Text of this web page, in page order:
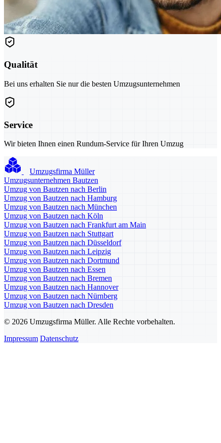
Qualität
Bei uns erhalten Sie nur die besten Umzugsunternehmen
Service
Wir bieten Ihnen einen Rundum-Service für Ihren Umzug
Umzugsfirma Müller
Umzugsunternehmen Bautzen
Umzug von Bautzen nach Berlin
Umzug von Bautzen nach Hamburg
Umzug von Bautzen nach München
Umzug von Bautzen nach Köln
Umzug von Bautzen nach Frankfurt am Main
Umzug von Bautzen nach Stuttgart
Umzug von Bautzen nach Düsseldorf
Umzug von Bautzen nach Leipzig
Umzug von Bautzen nach Dortmund
Umzug von Bautzen nach Essen
Umzug von Bautzen nach Bremen
Umzug von Bautzen nach Hannover
Umzug von Bautzen nach Nürnberg
Umzug von Bautzen nach Dresden
© 2026 Umzugsfirma Müller. Alle Rechte vorbehalten.
Impressum Datenschutz